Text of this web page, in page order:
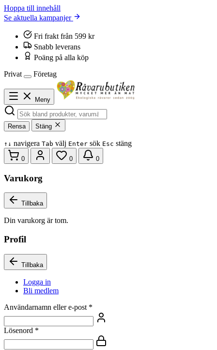
Hoppa till innehåll
Se aktuella kampanjer
Fri frakt från 599 kr
Snabb leverans
Poäng på alla köp
Privat
Företag
Meny
Rensa Stäng
↑ ↓ navigera Tab välj Enter sök Esc stäng
0 0 0
Varukorg
Tillbaka
Din varukorg är tom.
Profil
Tillbaka
Logga in
Bli medlem
Användarnamn eller e-post *
Lösenord *